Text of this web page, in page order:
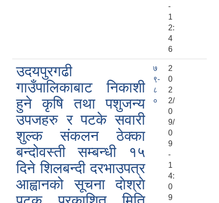
-
1
2:
4
6
उदयपुरगढी
गाउँपालिकाबाट निकाशी
हुने कृषि तथा पशुजन्य
उपजहरु र पटके सवारी
शुल्क संकलन ठेक्का
बन्दोवस्ती सम्बन्धी १५
दिने शिलबन्दी दरभाउपत्र
आह्वानको सूचना दाेश्राे
७
९-
८
०
2
0
2
2/
0
9/
0
9
-
1
4:
0
9